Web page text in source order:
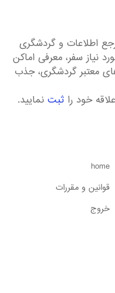
اطلاعات و گردشگری
نیاز سفر، معرفی اماکن
معتبر گردشگری، جذب
خود را ثبت نمایید.
home
قوانین و مقررات
خروج